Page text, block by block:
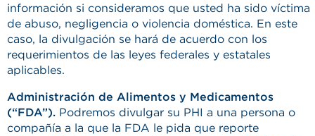
información si consideramos que usted ha sido víctima
de abuso, negligencia o violencia doméstica. En este
caso, la divulgación se hará de acuerdo con los
requerimientos de las leyes federales y estatales
aplicables.
Administración de Alimentos y Medicamentos
(“FDA”). Podremos divulgar su PHI a una persona o
compañía a la que la FDA le pida que reporte